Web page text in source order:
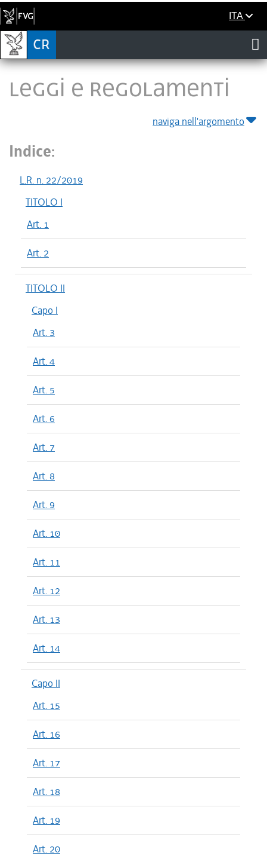
ITA
LEGGI E REGOLAMENTI
naviga nell'argomento
Indice:
L.R. n. 22/2019
TITOLO I
Art. 1
Art. 2
TITOLO II
Capo I
Art. 3
Art. 4
Art. 5
Art. 6
Art. 7
Art. 8
Art. 9
Art. 10
Art. 11
Art. 12
Art. 13
Art. 14
Capo II
Art. 15
Art. 16
Art. 17
Art. 18
Art. 19
Art. 20